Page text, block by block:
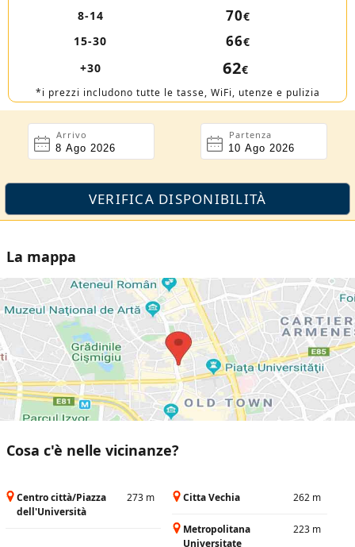
8-14
70€
15-30
66€
+30
62€
*i prezzi includono tutte le tasse, WiFi, utenze e pulizia
Arrivo Partenza
La mappa
Cosa c'è nelle vicinanze?
Centro città/Piazza
dell'Università
273 m Citta Vechia 262 m
Metropolitana
Universitate
223 m